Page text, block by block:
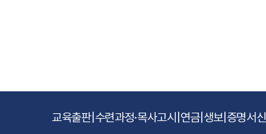
교육출판| 수련과정·목사고시 연금| 생보 증명서